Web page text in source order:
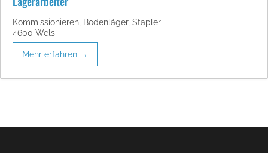
Kommissionieren Bodenläger Stapler
4600 Wels
Mehr erfahren